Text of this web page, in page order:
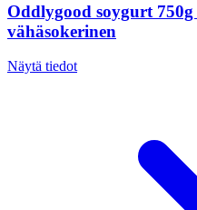
Oddlygood soygurt
vähäsokerinen
Näytä tiedot